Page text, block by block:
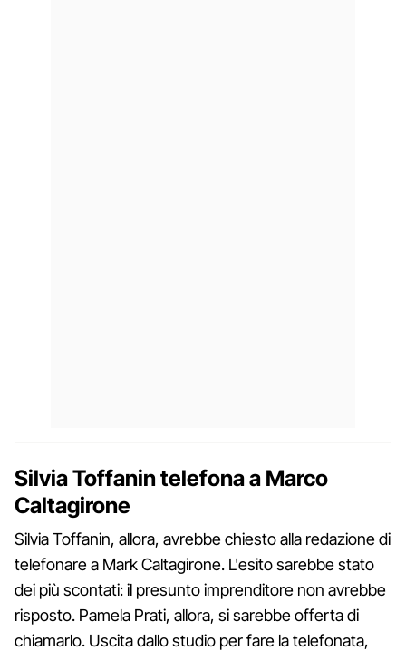
Silvia Toffanin telefona a Marco
Caltagirone
Silvia Toffanin, allora, avrebbe chiesto alla redazione di
telefonare a Mark Caltagirone. L'esito sarebbe stato
dei più scontati: il presunto imprenditore non avrebbe
risposto. Pamela Prati, allora, si sarebbe offerta di
chiamarlo. Uscita dallo studio per fare la telefonata,